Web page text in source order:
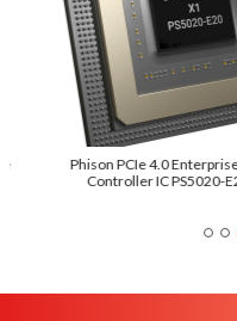
Phison PCIe 4.0 Enterprise SSD
Controller IC PS5020-E20